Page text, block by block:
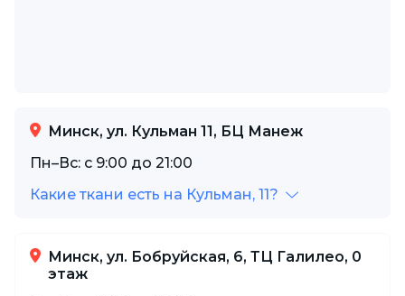
Минск, ул. Кульман 11, БЦ Манеж
Пн–Вс: с 9:00 до 21:00
Какие ткани есть на Кульман, 11?
Минск, ул. Бобруйская, 6, ТЦ Галилео, 0
этаж